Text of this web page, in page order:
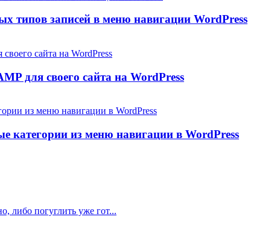
типов записей в меню навигации WordPress
для своего сайта на WordPress
категории из меню навигации в WordPress
либо погуглить уже гот...